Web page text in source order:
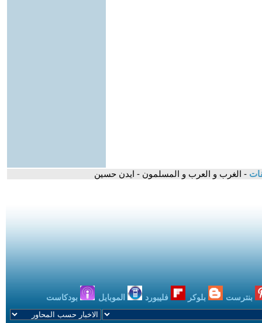
- الغرب و العرب و المسلمون - ايدن حسين
بنترست بلوكر فليبورد الموبايل بودكاست